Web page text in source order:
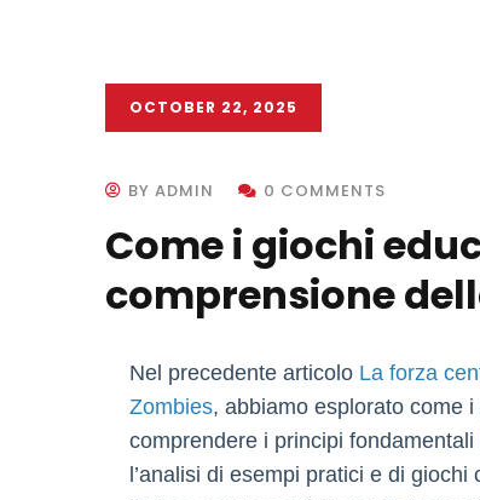
OCTOBER 22, 2025
BY ADMIN 0 COMMENTS
Come i giochi
comprensione
Nel precedente articolo La forza
Zombies, abbiamo esplorato come
comprendere i principi
l’analisi di esempi pratici e di